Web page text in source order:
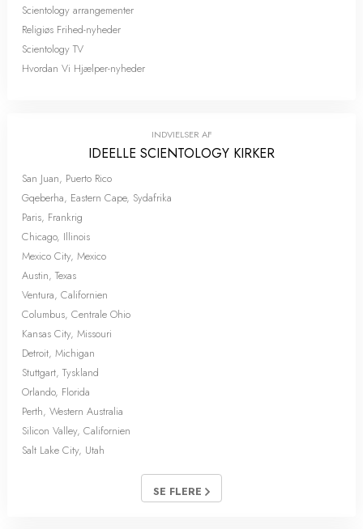
Scientology arrangementer
Religiøs Frihed-nyheder
Scientology TV
Hvordan Vi Hjælper-nyheder
INDVIELSER AF
IDEELLE SCIENTOLOGY KIRKER
San Juan, Puerto Rico
Gqeberha, Eastern Cape, Sydafrika
Paris, Frankrig
Chicago, Illinois
Mexico City, Mexico
Austin, Texas
Ventura, Californien
Columbus, Centrale Ohio
Kansas City, Missouri
Detroit, Michigan
Stuttgart, Tyskland
Orlando, Florida
Perth, Western Australia
Silicon Valley, Californien
Salt Lake City, Utah
SE FLERE